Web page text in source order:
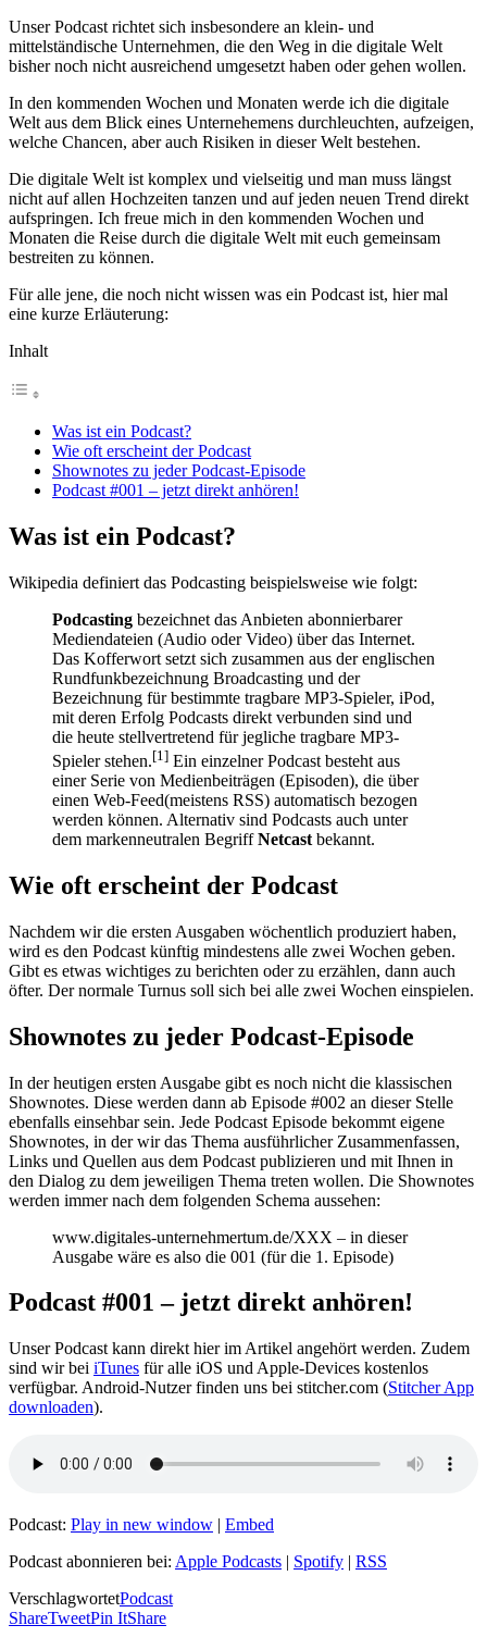
Unser Podcast richtet sich insbesondere an klein- und
mittelständische Unternehmen, die den Weg in die digitale Welt
bisher noch nicht ausreichend umgesetzt haben oder gehen wollen.
In den kommenden Wochen und Monaten werde ich die digitale
Welt aus dem Blick eines Unternehemens durchleuchten, aufzeigen,
welche Chancen, aber auch Risiken in dieser Welt bestehen.
Die digitale Welt ist komplex und vielseitig und man muss längst
nicht auf allen Hochzeiten tanzen und auf jeden neuen Trend direkt
aufspringen. Ich freue mich in den kommenden Wochen und
Monaten die Reise durch die digitale Welt mit euch gemeinsam
bestreiten zu können.
Für alle jene, die noch nicht wissen was ein Podcast ist, hier mal
eine kurze Erläuterung:
Inhalt
Was ist ein Podcast?
Wie oft erscheint der Podcast
Shownotes zu jeder Podcast-Episode
Podcast #001 – jetzt direkt anhören!
Was ist ein Podcast?
Wikipedia definiert das Podcasting beispielsweise wie folgt:
Podcasting bezeichnet das Anbieten abonnierbarer
Mediendateien (Audio oder Video) über das Internet.
Das Kofferwort setzt sich zusammen aus der englischen
Rundfunkbezeichnung Broadcasting und der
Bezeichnung für bestimmte tragbare MP3-Spieler, iPod,
mit deren Erfolg Podcasts direkt verbunden sind und
die heute stellvertretend für jegliche tragbare MP3-
Spieler stehen.[1] Ein einzelner Podcast besteht aus
einer Serie von Medienbeiträgen (Episoden), die über
einen Web-Feed(meistens RSS) automatisch bezogen
werden können. Alternativ sind Podcasts auch unter
dem markenneutralen BegriffNetcast bekannt.
Wie oft erscheint der Podcast
Nachdem wir die ersten Ausgaben wöchentlich produziert haben,
wird es den Podcast künftig mindestens alle zwei Wochen geben.
Gibt es etwas wichtiges zu berichten oder zu erzählen, dann auch
öfter. Der normale Turnus soll sich bei alle zwei Wochen einspielen.
Shownotes zu jeder Podcast-Episode
In der heutigen ersten Ausgabe gibt es noch nicht die klassischen
Shownotes. Diese werden dann ab Episode #002 an dieser Stelle
ebenfalls einsehbar sein. Jede Podcast Episode bekommt eigene
Shownotes, in der wir das Thema ausführlicher Zusammenfassen,
Links und Quellen aus dem Podcast publizieren und mit Ihnen in
den Dialog zu dem jeweiligen Thema treten wollen. Die Shownotes
werden immer nach dem folgenden Schema aussehen:
www.digitales-unternehmertum.de/XXX – in dieser
Ausgabe wäre es also die 001 (für die 1. Episode)
Podcast #001 – jetzt direkt anhören!
Unser Podcast kann direkt hier im Artikel angehört werden. Zudem
sind wir bei iTunes für alle iOS und Apple-Devices kostenlos
verfügbar. Android-Nutzer finden uns bei stitcher.com (Stitcher App
downloaden).
Podcast: Play in new window | Embed
Podcast abonnieren bei: Apple Podcasts | Spotify | RSS
VerschlagwortetPodcast
ShareTweetPin ItShare